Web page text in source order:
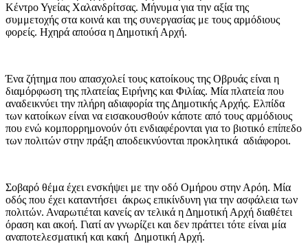
Κέντρο Υγείας Χαλανδρίτσας. Μήνυμα για την αξία της
συμμετοχής στα κοινά και της συνεργασίας με τους αρμόδιους
φορείς. Ηχηρά απούσα η Δημοτική Αρχή.
Ένα ζήτημα που απασχολεί τους κατοίκους της Οβρυάς είναι η
διαμόρφωση της πλατείας Ειρήνης και Φιλίας. Μία πλατεία που
αναδεικνύει την πλήρη αδιαφορία της Δημοτικής Αρχής. Ελπίδα
των κατοίκων είναι να εισακουσθούν κάποτε από τους αρμόδιους
που ενώ κομπορρημονούν ότι ενδιαφέρονται για το βιοτικό επίπεδο
των πολιτών στην πράξη αποδεικνύονται προκλητικά αδιάφοροι.
Σοβαρό θέμα έχει ενσκήψει με την οδό Ομήρου στην Αρόη. Μία
οδός που έχει καταντήσει άκρως επικίνδυνη για την ασφάλεια των
πολιτών. Αναρωτιέται κανείς αν τελικά η Δημοτική Αρχή διαθέτει
όραση και ακοή. Γιατί αν γνωρίζει και δεν πράττει τότε είναι μία
αναποτελεσματική και κακή Δημοτική Αρχή.